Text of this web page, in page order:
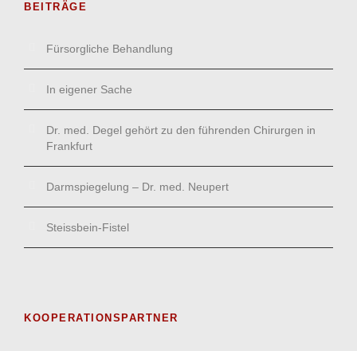
BEITRÄGE
Fürsorgliche Behandlung
In eigener Sache
Dr. med. Degel gehört zu den führenden Chirurgen in
Frankfurt
Darmspiegelung – Dr. med. Neupert
Steissbein-Fistel
KOOPERATIONSPARTNER